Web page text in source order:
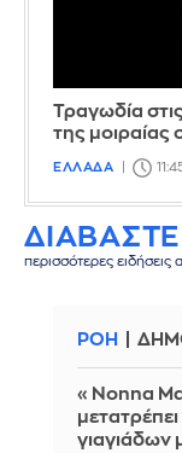
Τραγωδία
της μοιραίας
ΕΛΛΑΔΑ
περισσότερες ειδήσεις
ΡΟΗ
«Nonna
γιαγιάδων